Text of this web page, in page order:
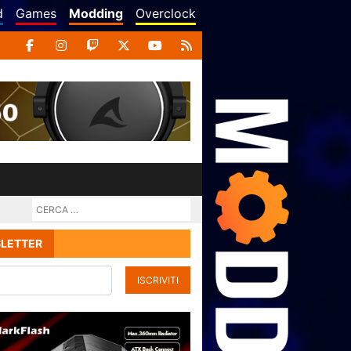
Games Modding Overclock
ISCRIVITI